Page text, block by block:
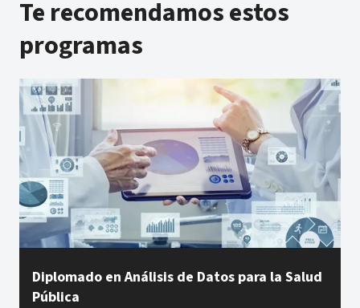
Te recomendamos estos
programas
Diplomado en Análisis de Datos para la Salud
Pública